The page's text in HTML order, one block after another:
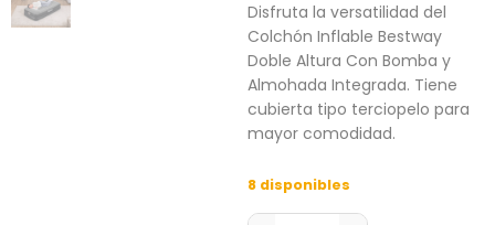
Disfruta la versatilidad del
Colchón Inflable Bestway
Doble Altura Con Bomba y
Almohada Integrada. Tiene
cubierta tipo terciopelo para
mayor comodidad.
8 disponibles